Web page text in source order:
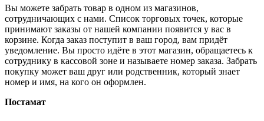
Вы можете забрать товар в одном из магазинов,
сотрудничающих с нами. Список торговых точек, которые
принимают заказы от нашей компании появится у вас в
корзине. Когда заказ поступит в ваш город, вам придёт
уведомление. Вы просто идёте в этот магазин, обращаетесь к
сотруднику в кассовой зоне и называете номер заказа. Забрать
покупку может ваш друг или родственник, который знает
номер и имя, на кого он оформлен.
Постамат